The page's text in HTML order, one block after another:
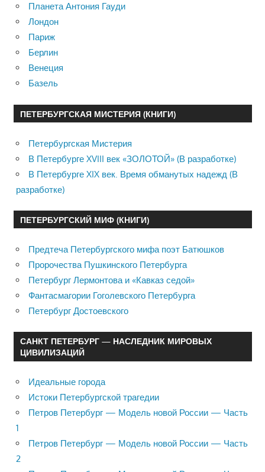
Планета Антония Гауди
Лондон
Париж
Берлин
Венеция
Базель
ПЕТЕРБУРГСКАЯ МИСТЕРИЯ (КНИГИ)
Петербургская Мистерия
В Петербурге XVIII век «ЗОЛОТОЙ» (В разработке)
В Петербурге XIX век. Время обманутых надежд (В
разработке)
ПЕТЕРБУРГСКИЙ МИФ (КНИГИ)
Предтеча Петербургского мифа поэт Батюшков
Пророчества Пушкинского Петербурга
Петербург Лермонтова и «Кавказ седой»
Фантасмагории Гоголевского Петербурга
Петербург Достоевского
САНКТ ПЕТЕРБУРГ — НАСЛЕДНИК МИРОВЫХ
ЦИВИЛИЗАЦИЙ
Идеальные города
Истоки Петербургской трагедии
Петров Петербург — Модель новой России — Часть
1
Петров Петербург — Модель новой России — Часть
2